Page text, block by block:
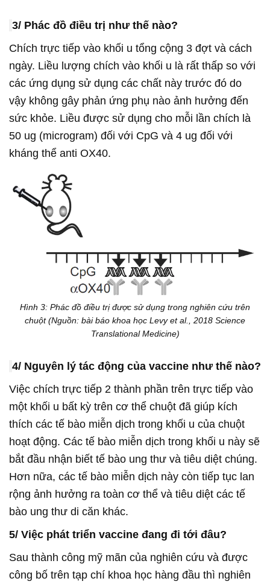
3/ Phác đồ điều trị như thế nào?
Chích trực tiếp vào khối u tổng cộng 3 đợt và cách
ngày. Liều lượng chích vào khối u là rất thấp so với
các ứng dụng sử dụng các chất này trước đó do
vậy không gây phản ứng phụ nào ảnh hưởng đến
sức khỏe. Liều được sử dụng cho mỗi lần chích là
50 ug (microgram) đối với CpG và 4 ug đối với
kháng thể anti OX40.
Hình 3: Phác đồ điều trị được sử dụng trong nghiên cứu trên
chuột (Nguồn: bài báo khoa học Levy et al., 2018 Science
Translational Medicine)
4/ Nguyên lý tác động của vaccine như thế nào?
Việc chích trực tiếp 2 thành phần trên trực tiếp vào
một khối u bất kỳ trên cơ thể chuột đã giúp kích
thích các tế bào miễn dịch trong khối u của chuột
hoạt động. Các tế bào miễn dịch trong khối u này sẽ
bắt đầu nhận biết tế bào ung thư và tiêu diệt chúng.
Hơn nữa, các tế bào miễn dịch này còn tiếp tục lan
rộng ảnh hưởng ra toàn cơ thể và tiêu diệt các tế
bào ung thư di căn khác.
5/ Việc phát triển vaccine đang đi tới đâu?
Sau thành công mỹ mãn của nghiên cứu và được
công bố trên tạp chí khoa học hàng đầu thì nghiên